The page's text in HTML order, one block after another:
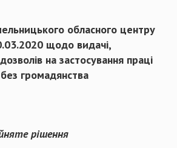
обласного центру
щодо видачі,
на застосування праці
без громадянства
рішення